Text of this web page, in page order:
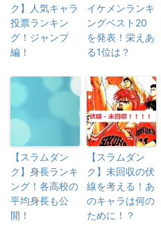
ク】人気キャラ
投票ランキン
グ！ジャンプ
編！
イケメンランキ
ングベスト20
を発表！栄えあ
る1位は？
【スラムダン
ク】身長ランキ
ング！各高校の
平均身長も公
開！
【スラムダン
ク】未回収の伏
線を考える！あ
のキャラは何の
ために！？